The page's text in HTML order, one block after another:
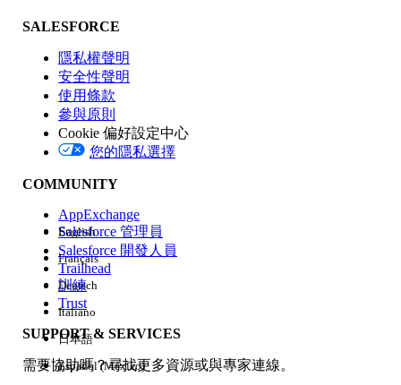
功能影響
版本
經驗
SALESFORCE
隱私權聲明
安全性聲明
使用條款
參與原則
Cookie 偏好設定中心
您的隱私選擇
COMMUNITY
AppExchange
Salesforce 管理員
Salesforce 開發人員
Trailhead
訓練
Trust
SUPPORT & SERVICES
需要協助嗎？尋找更多資源或與專家連線。
English
Français
Deutsch
Italiano
日本語
Español (México)